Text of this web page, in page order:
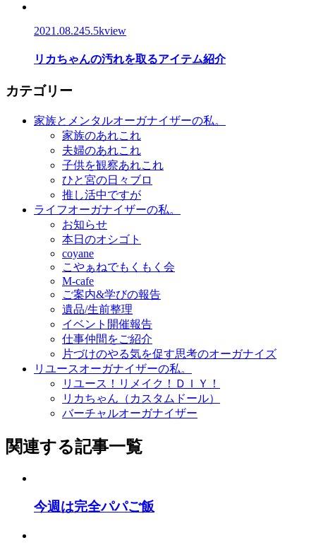
2021.08.245.5kview
リカちゃんの汚れを取るアイテム紹介
カテゴリー
家族とメンタルオーガナイザーの私。
家族のあれこれ
夫婦のあれこれ
子供を観察あれこれ
ひと宮の日々ブロ
推し活中ですが
ライフオーガナイザーの私。
お知らせ
本日のオシゴト
coyane
こやぁねでもくもく会
M-cafe
ご案内&学びの報告
遺品/生前整理
イベント開催報告
仕事仲間をご紹介
片づけのやる気を促す思考のオーガナイズ
リユースオーガナイザーの私。
リユース！リメイク！ＤＩＹ！
リカちゃん（カスタムドール）
バーチャルオーガナイザー
関連する記事一覧
今週は完全パパご飯